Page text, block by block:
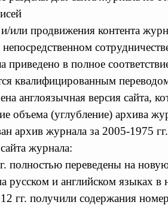
или продвижения контента
приведено в полное
квалифицированным
англоязычная версия сайта,
объема (углубление) архива
архив журнала за 2005-1975
журнала:
полностью переведены на
русском и английском языках в
гг. получили содержания